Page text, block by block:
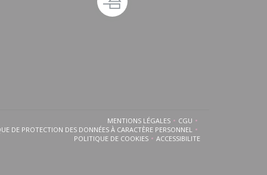
fenêtre))
MENTIONS LÉGALES((OUVRE UNE NOUVELLE FENÊTRE))
CGU((OUVRE UNE NOUVELLE
DE PROTECTION DES DONNÉES À CARACTÈRE PERSONNEL
((OUVRE UNE NOUVELLE FENÊTRE))
POLITIQUE DE COOKIES((OUVRE UNE NOUVELLE FENÊTRE))
ACCESSIBILITE((OUVRE UNE NOUVELLE